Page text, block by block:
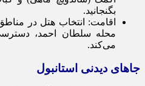
بگنجانید.
اقامت: انتخاب هتل در
محله سلطان احمد،
می‌کند.
جاهای دیدنی استانبول